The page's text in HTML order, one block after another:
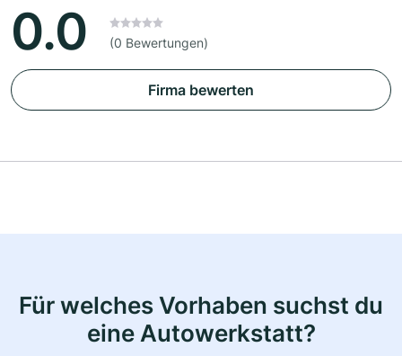
0.0 (0 Bewertungen)
Firma bewerten
Für welches Vorhaben suchst du
eine Autowerkstatt?